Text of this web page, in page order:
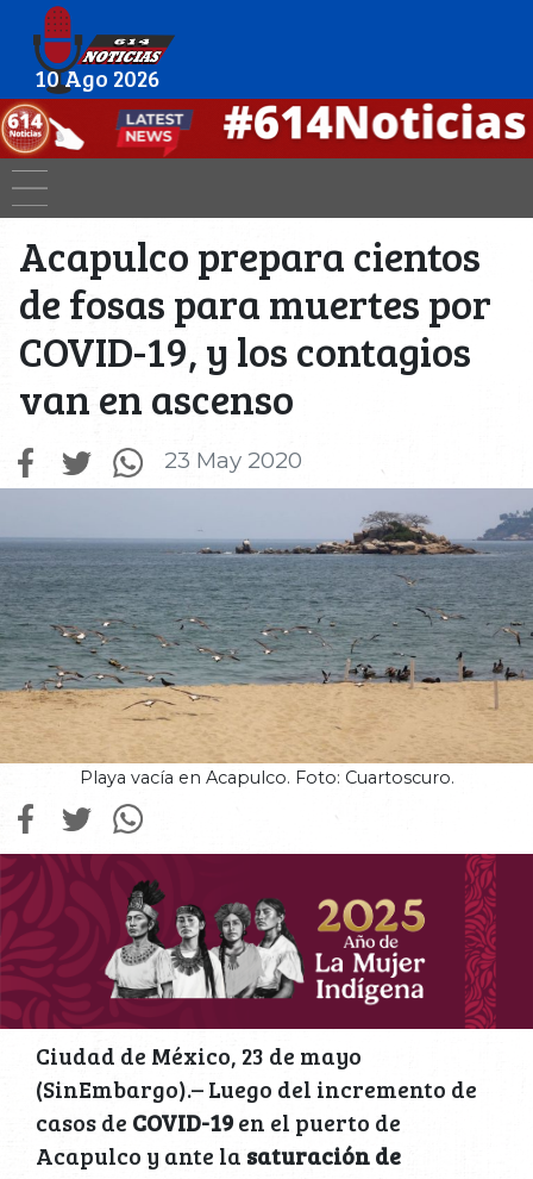
10 Ago 2026
Acapulco prepara cientos
de fosas para muertes por
COVID-19, y los contagios
van en ascenso
23 May 2020
Playa vacía en Acapulco. Foto: Cuartoscuro.
Ciudad de México, 23 de mayo
(SinEmbargo).– Luego del incremento de
casos de COVID-19en el puerto de
Acapulco y ante la saturación de